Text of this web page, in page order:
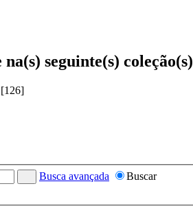
seguinte(s) coleção(s)
[126]
Busca avançada
Buscar